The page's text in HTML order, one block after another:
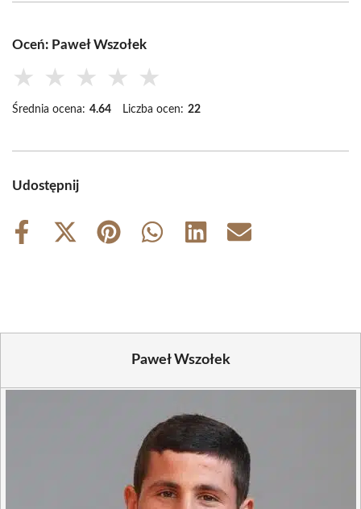
Oceń: Paweł Wszołek
★ ★ ★ ★ ★
Średnia ocena: 4.64 Liczba ocen: 22
Udostępnij
Share
Share
Share
Share
Share
Share
Paweł Wszołek